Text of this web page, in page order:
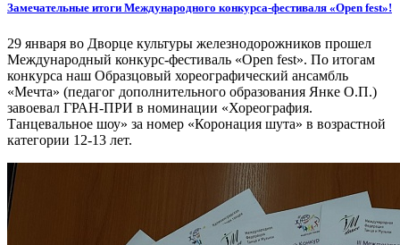
Замечательные итоги Международного конкурса-фестиваля «Open fest»!
29 января во Дворце культуры железнодорожников прошел
Международный конкурс-фестиваль «Open fest». По итогам
конкурса наш Образцовый хореографический ансамбль
«Мечта» (педагог дополнительного образования Янке О.П.)
завоевал ГРАН-ПРИ в номинации «Хореография.
Танцевальное шоу» за номер «Коронация шута» в возрастной
категории 12-13 лет.